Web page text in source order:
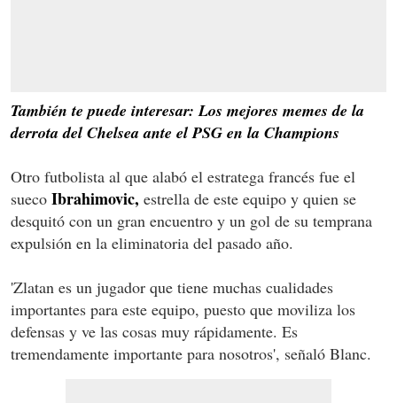
También te puede interesar: Los mejores memes de la
derrota del Chelsea ante el PSG en la Champions
Otro futbolista al que alabó el estratega francés fue el
sueco Ibrahimovic, estrella de este equipo y quien se
desquitó con un gran encuentro y un gol de su temprana
expulsión en la eliminatoria del pasado año.
'Zlatan es un jugador que tiene muchas cualidades
importantes para este equipo, puesto que moviliza los
defensas y ve las cosas muy rápidamente. Es
tremendamente importante para nosotros', señaló Blanc.